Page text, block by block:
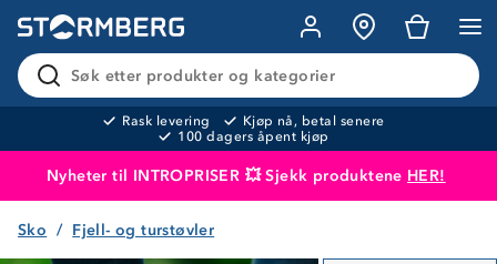
Søk etter produkter og kategorier
Rask levering
Kjøp nå, betal senere
100 dagers åpent kjøp
Nyheter til INTROPRISER 💥 Sjekk produktene HER!
Produktet er lagt i handlekurven
Sko Fjell- og turstøvler